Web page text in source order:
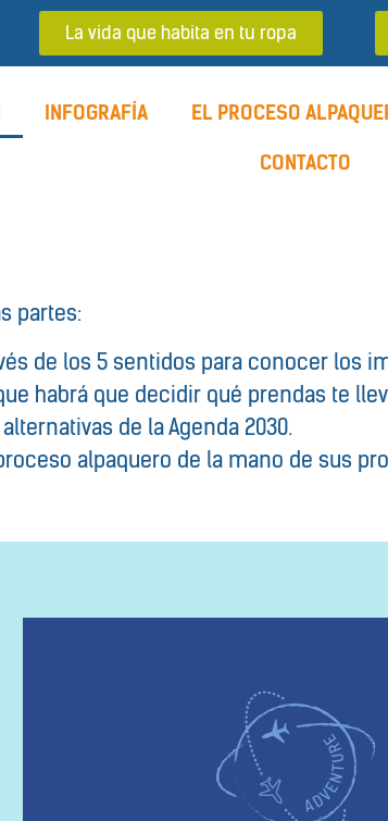
La vida que habita en tu ropa
INFOGRAFÍA EL PROCESO
CONTACTO
partes:
de los 5 sentidos para conocer los
habrá que decidir qué prendas te
de la Agenda 2030.
alpaquero de la mano de sus